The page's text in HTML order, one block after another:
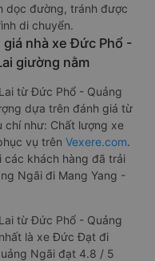
dọc đường, tránh được
di chuyển.
nhà xe Đức Phổ -
giường nằm
từ Đức Phổ - Quảng
dựa trên đánh giá từ
chí như: Chất lượng xe
vụ trên Vexere.com.
khách hàng đã trải
Ngãi đi Mang Yang -
từ Đức Phổ - Quảng
là xe Đức Đạt đi
Ngãi đạt 4.8 / 5